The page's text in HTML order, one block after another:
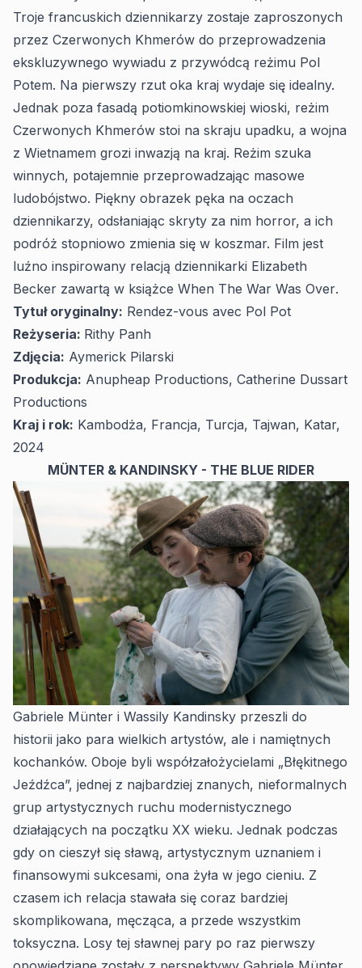
Troje francuskich dziennikarzy zostaje zaproszonych
przez Czerwonych Khmerów do przeprowadzenia
ekskluzywnego wywiadu z przywódcą reżimu Pol
Potem. Na pierwszy rzut oka kraj wydaje się idealny.
Jednak poza fasadą potiomkinowskiej wioski, reżim
Czerwonych Khmerów stoi na skraju upadku, a wojna
z Wietnamem grozi inwazją na kraj. Reżim szuka
winnych, potajemnie przeprowadzając masowe
ludobójstwo. Piękny obrazek pęka na oczach
dziennikarzy, odsłaniając skryty za nim horror, a ich
podróż stopniowo zmienia się w koszmar. Film jest
luźno inspirowany relacją dziennikarki Elizabeth
Becker zawartą w książce When The War Was Over.
Tytuł oryginalny: Rendez-vous avec Pol Pot
Reżyseria: Rithy Panh
Zdjęcia: Aymerick Pilarski
Produkcja: Anupheap Productions, Catherine Dussart
Productions
Kraj i rok: Kambodża, Francja, Turcja, Tajwan, Katar,
2024
MÜNTER & KANDINSKY - THE BLUE RIDER
Gabriele Münter i Wassily Kandinsky przeszli do
historii jako para wielkich artystów, ale i namiętnych
kochanków. Oboje byli współzałożycielami „Błękitnego
Jeźdźca”, jednej z najbardziej znanych, nieformalnych
grup artystycznych ruchu modernistycznego
działających na początku XX wieku. Jednak podczas
gdy on cieszył się sławą, artystycznym uznaniem i
finansowymi sukcesami, ona żyła w jego cieniu. Z
czasem ich relacja stawała się coraz bardziej
skomplikowana, męcząca, a przede wszystkim
toksyczna. Losy tej sławnej pary po raz pierwszy